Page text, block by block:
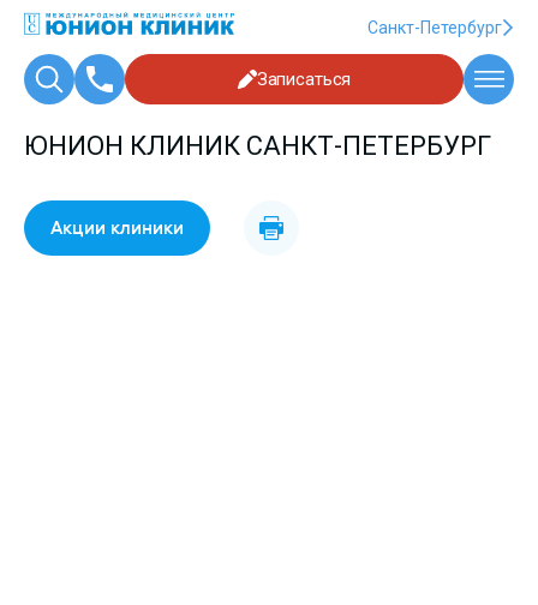
Санкт-Петербург
Записаться
ЮНИОН КЛИНИК САНКТ-ПЕТЕРБУРГ
Акции клиники